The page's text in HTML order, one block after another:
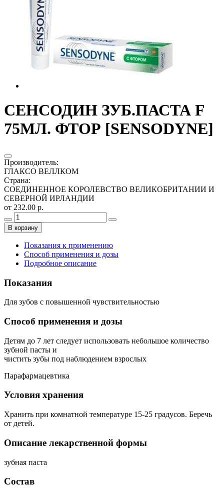
СЕНСОДИН ЗУБ.ПАСТА F
75МЛ. ФТОР [SENSODYNE]
Производитель:
ГЛАКСО ВЕЛЛКОМ
Страна:
СОЕДИНЕННОЕ КОРОЛЕВСТВО ВЕЛИКОБРИТАНИИ И
СЕВЕРНОЙ ИРЛАНДИИ
от 232.00 р.
В корзину
Показания к применению
Способ применения и дозы
Подробное описание
Показания
Для зубов с повышенной чувствительностью
Способ применения и дозы
Детям до 7 лет следует использовать небольшое количество
зубной пасты и
чистить зубы под наблюдением взрослых
Парафармацевтика
Условия хранения
Хранить при комнатной температуре 15-25 градусов. Беречь
от детей.
Описание лекарственной формы
зубная паста
Состав